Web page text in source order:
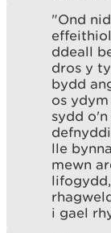
"Ond
ddeall
dros y
bydd
os
sydd o'n
lle
mewn
i gael